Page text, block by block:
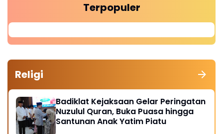
Terpopuler
Religi
Badiklat Kejaksaan Gelar Peringatan
Nuzulul Quran, Buka Puasa hingga
Santunan Anak Yatim Piatu